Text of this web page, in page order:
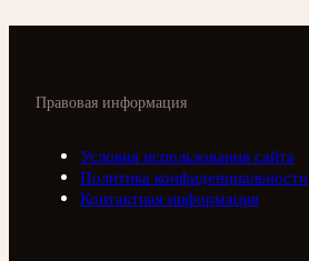
Правовая информация
Условия использования сайта
Политика конфиденциальности
Контактная информация